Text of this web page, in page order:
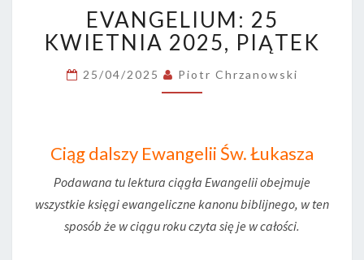
KWIETNIA
2025,
PIĄTEK
EVANGELIUM: 25
KWIETNIA 2025, PIĄTEK
25/04/2025 Piotr Chrzanowski
Ciąg dalszy Ewangelii Św. Łukasza
Podawana tu lektura ciągła Ewangelii obejmuje
wszystkie księgi ewangeliczne kanonu biblijnego, w ten
sposób że w ciągu roku czyta się je w całości.